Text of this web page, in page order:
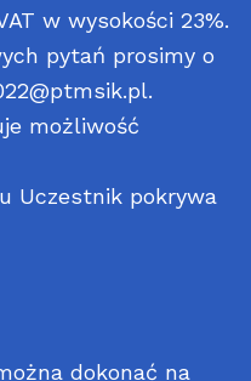
w wysokości 23%.
pytań prosimy o
.
możliwość
Uczestnik pokrywa
dokonać na